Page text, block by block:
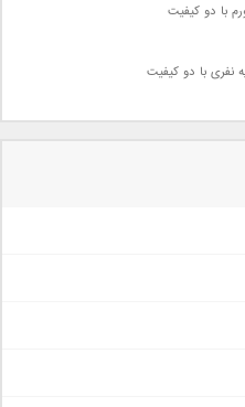
با دو کیفیت
نفری با دو کیفیت